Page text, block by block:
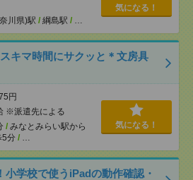
川県)駅 / 綱島駅 / …
気になる！
キマ時間にサクッと＊文房具
円
※派遣先による
/ みなとみらい駅から
5分 / …
気になる！
小学校で使うiPadの動作確認・